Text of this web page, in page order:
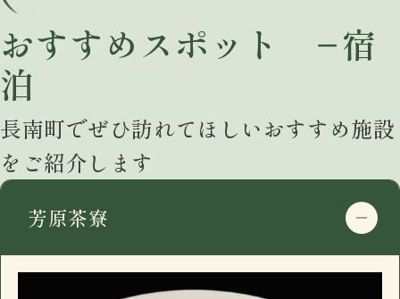
住所
〒297-0115
千葉県長生郡長南町千田227
google mapで開く
営業日時
駐車場
有
住所
千葉県長生郡長南町千田227
google mapで開く
おすすめスポット −宿
泊
長南町でぜひ訪れてほしいおすすめ施設
をご紹介します
芳原茶寮